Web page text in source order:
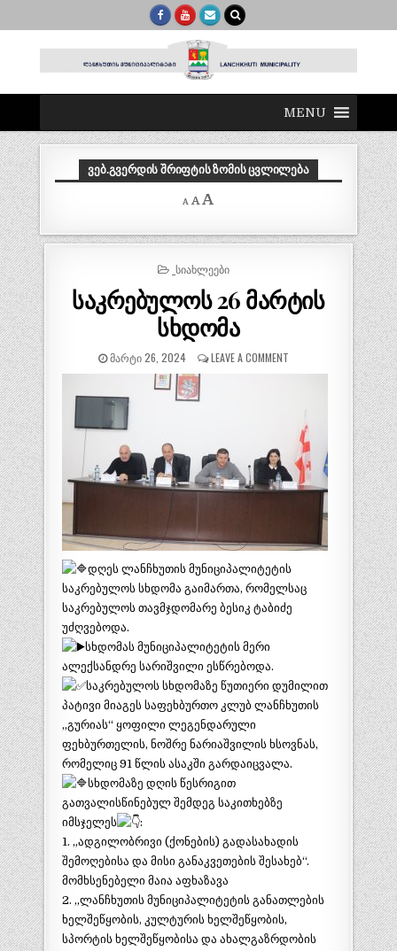
MENU
ᲕᲔᲑ.ᲒᲕᲔᲠᲓᲘᲡ ᲨᲠᲘᲤᲢᲘᲡ ᲖᲝᲛᲘᲡ ᲪᲕᲚᲘᲚᲔᲑᲐ
A
Decrease
font
A Reset
A
size.
POSTED
_ᲡᲘᲐᲮᲚᲔᲔᲑᲘ
საკრებულოს 26 მარტის
სხდომა
ᲛᲐᲠᲢᲘ 26, 2024 LEAVE A COMMENT
დღეს ლანჩხუთის მუნიციპალიტეტის
საკრებულოს სხდომა გაიმართა, რომელსაც
საკრებულოს თავმჯდომარე ბესიკ ტაბიძე
უძღვებოდა.
სხდომას მუნიციპალიტეტის მერი
ალექსანდრე სარიშვილი ესწრებოდა.
საკრებულოს სხდომაზე წუთიერი დუმილით
პატივი მიაგეს საფეხბურთო კლუბ ლანჩხუთის
„გურიას“ ყოფილი ლეგენდარული
ფეხბურთელის, ნოშრე ნარიაშვილის ხსოვნას,
რომელიც 91 წლის ასაკში გარდაიცვალა.
სხდომაზე დღის წესრიგით
გათვალისწინებულ შემდეგ საკითხებზე
იმსჯელეს
:
1. „ადგილობრივი (ქონების) გადასახადის
შემოღებისა და მისი განაკვეთების შესახებ“.
მომხსენებელი მაია აფხაზავა
2. „ლანჩხუთის მუნიციპალიტეტის განათლების
ხელშეწყობის, კულტურის ხელშეწყობის,
სპორტის ხელშეწყობისა და ახალგაზრდობის